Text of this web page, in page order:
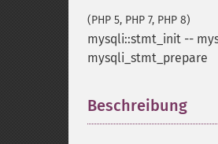
(PHP 5, PHP 7, PHP 8)
mysqli::stmt_init --
mysqli_stmt_prepare
Beschreibung